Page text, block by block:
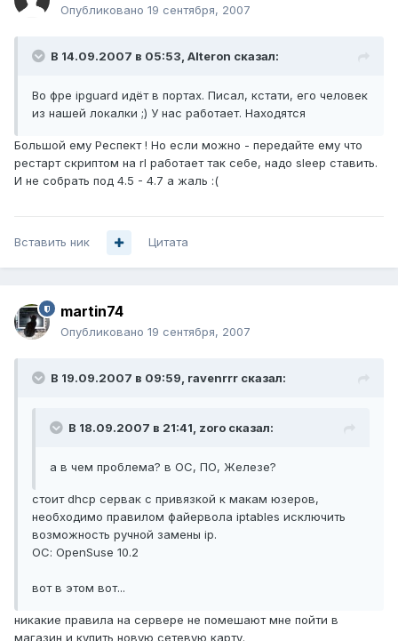
Опубликовано 19 сентября, 2007
В 14.09.2007 в 05:53, Alteron сказал:
Во фре ipguard идёт в портах. Писал, кстати, его человек
из нашей локалки ;) У нас работает. Находятся
Большой ему Респект ! Но если можно - передайте ему что
рестарт скриптом на rl работает так себе, надо sleep ставить.
И не собрать под 4.5 - 4.7 а жаль :(
Вставить ник Цитата
martin74
Опубликовано 19 сентября, 2007
В 19.09.2007 в 09:59, ravenrrr сказал:
В 18.09.2007 в 21:41, zoro сказал:
а в чем проблема? в ОС, ПО, Железе?
стоит dhcp сервак с привязкой к макам юзеров,
необходимо правилом файервола iptables исключить
возможность ручной замены ip.
ОС: OpenSuse 10.2
вот в этом вот...
никакие правила на сервере не помешают мне пойти в
магазин и купить новую сетевую карту.